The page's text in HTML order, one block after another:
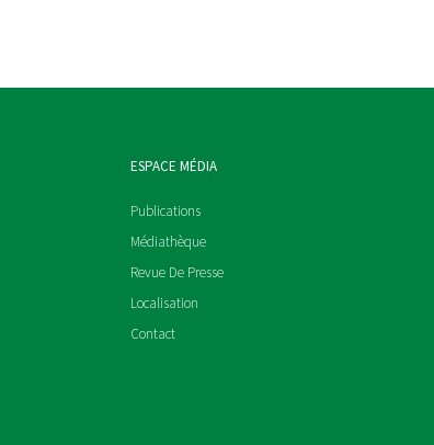
ESPACE MÉDIA
Publications
Médiathèque
Revue De Presse
Localisation
Contact